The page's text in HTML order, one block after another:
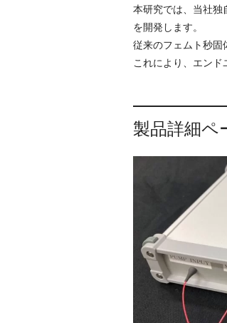
本研究では、当社独
を開発します。
従来のフェムト秒固
これにより、エン
製品詳細